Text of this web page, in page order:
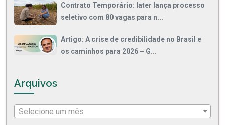
Contrato Temporário: Iater lança processo
seletivo com 80 vagas para n...
Artigo: A crise de credibilidade no Brasil e
os caminhos para 2026 – G...
Arquivos
Selecione um mês